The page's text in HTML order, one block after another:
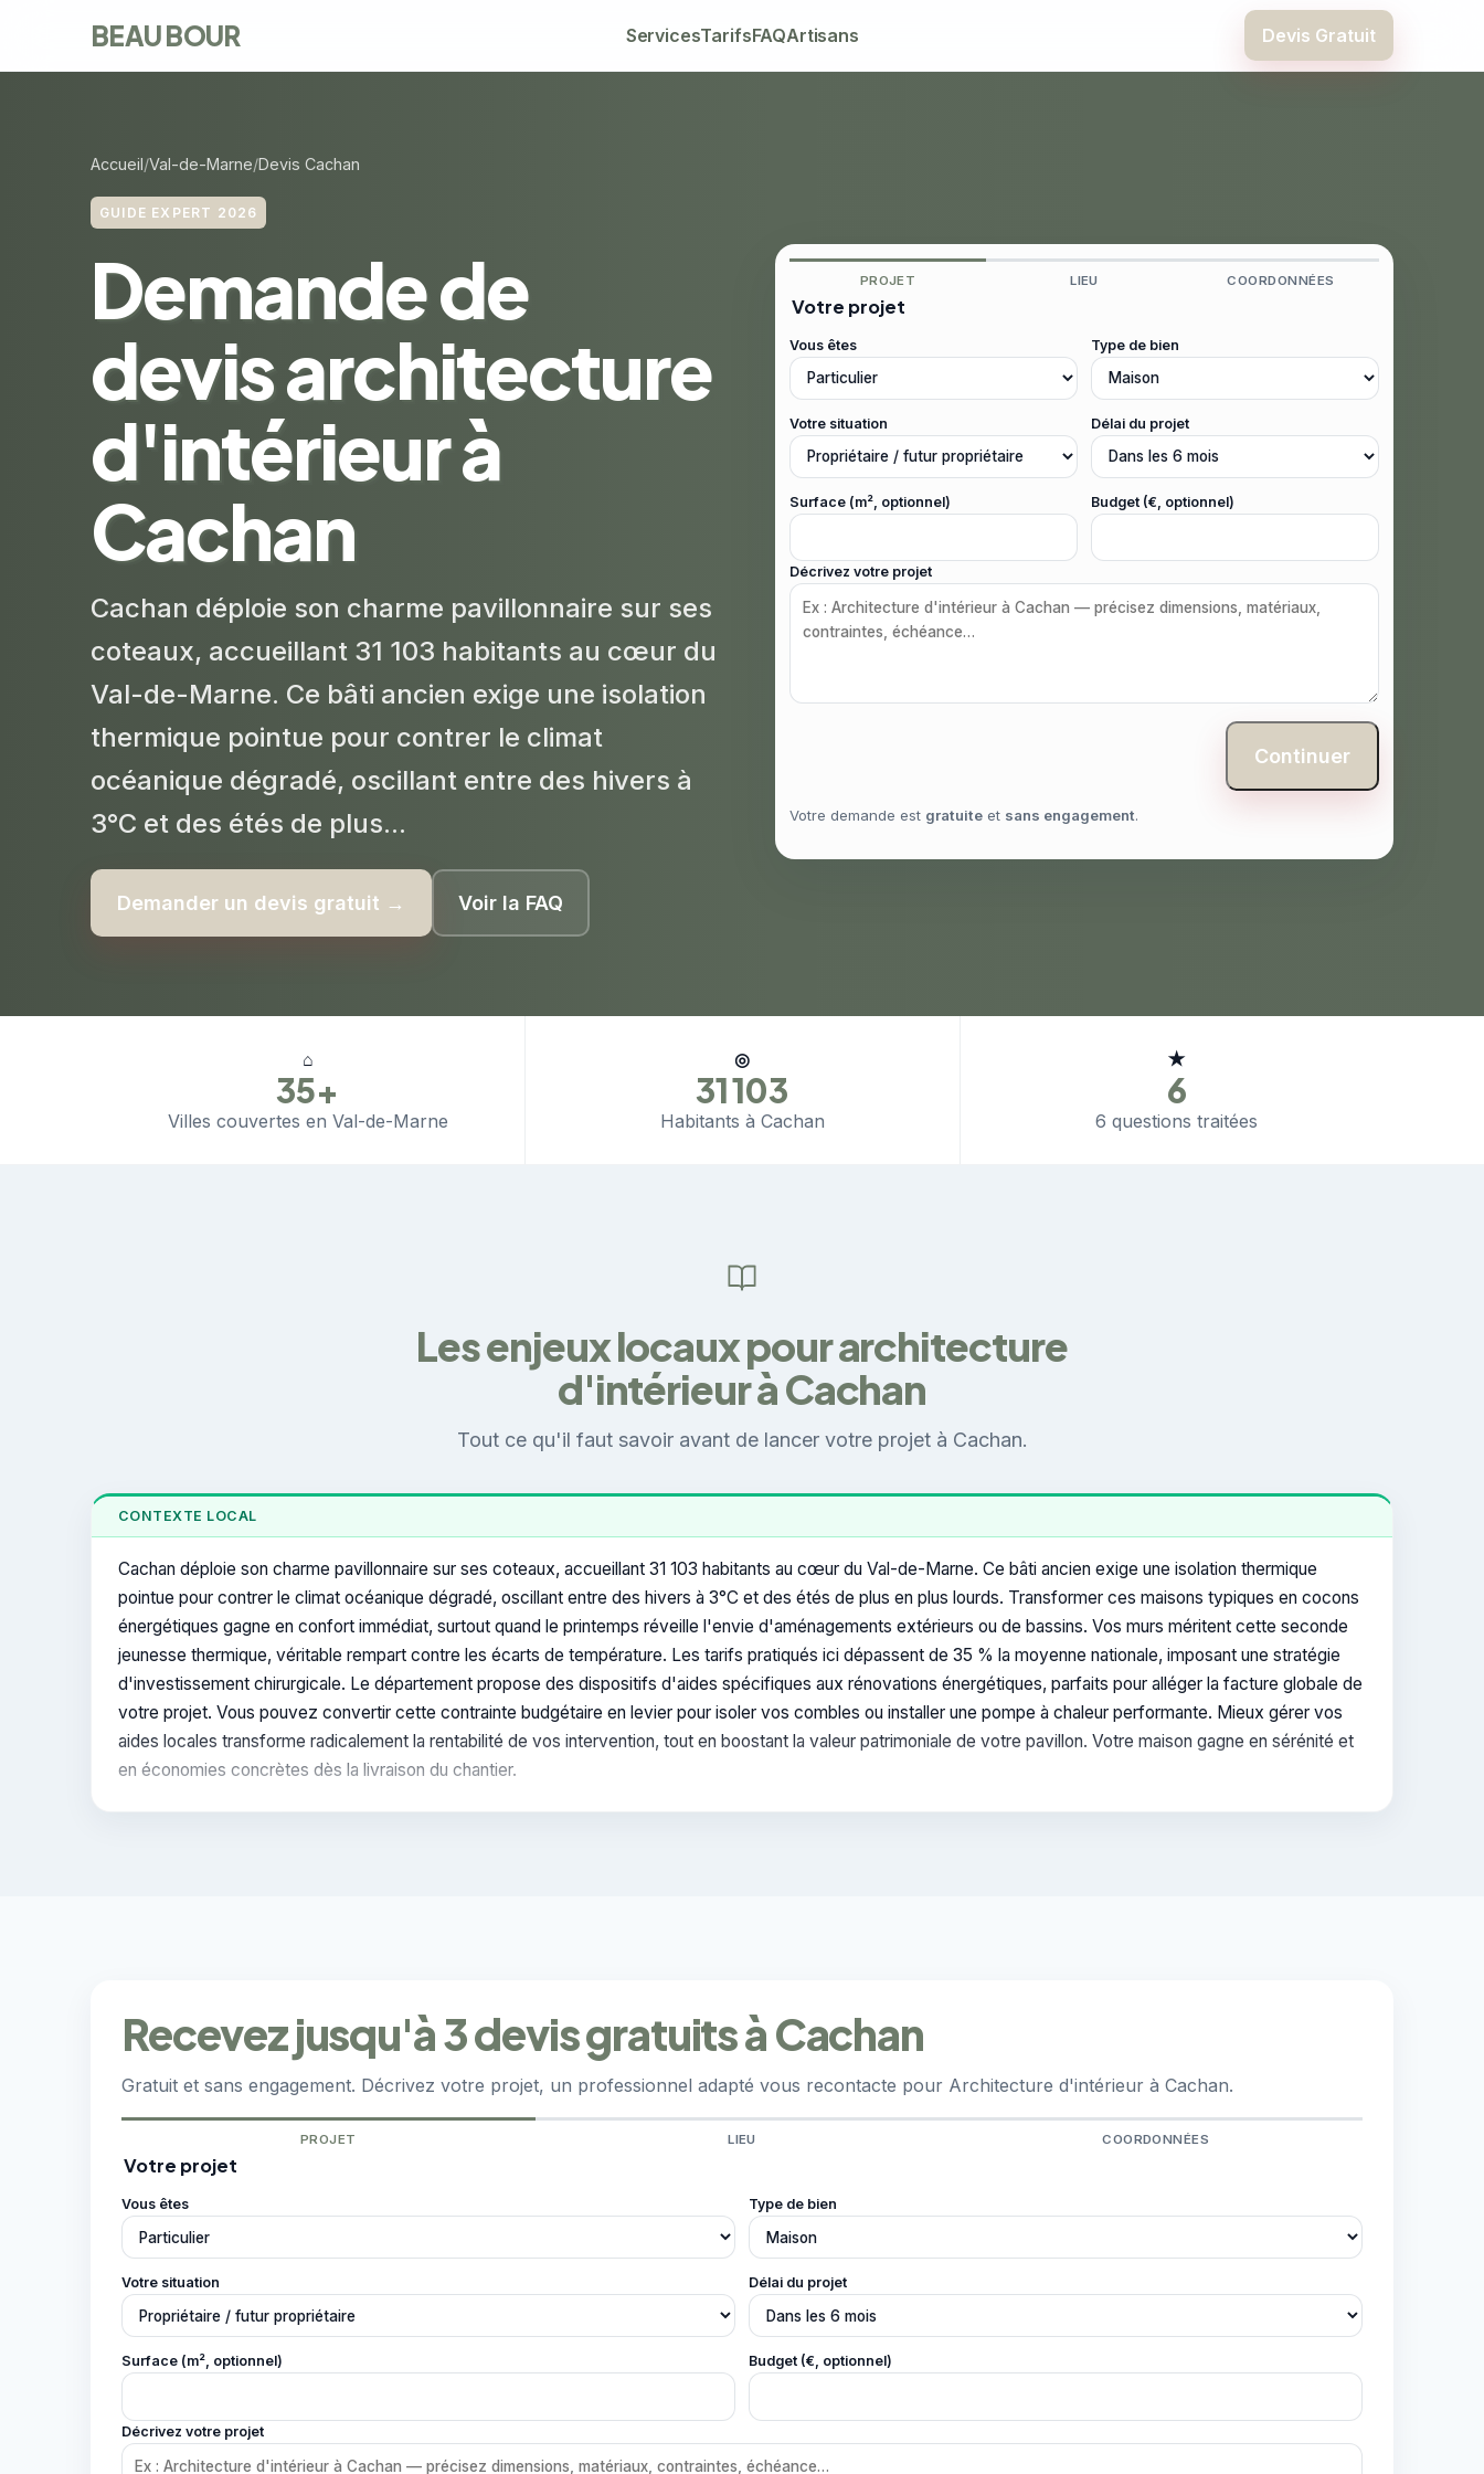
BEAU BOUR ServicesTarifsFAQArtisans Devis Gratuit
Accueil Val-de-Marne Devis Cachan
GUIDE EXPERT 2026
Demande de
devis architecture
d'intérieur à
Cachan
Cachan déploie son charme pavillonnaire sur ses
coteaux, accueillant 31 103 habitants au cœur du
Val-de-Marne. Ce bâti ancien exige une isolation
thermique pointue pour contrer le climat
océanique dégradé, oscillant entre des hivers à
3°C et des étés de plus...
Demander un devis gratuit → Voir la FAQ
PROJET LIEU COORDONNÉES
Votre projet
Vous êtes Type de bien
Votre situation Délai du projet
Surface (m², optionnel) Budget (€, optionnel)
Décrivez votre projet
Continuer
Votre demande est gratuite et sans engagement.
⌂
35+
Villes couvertes en Val-de-Marne
◎
31 103
Habitants à Cachan
★
6
6 questions traitées
Les enjeux locaux pour architecture
d'intérieur à Cachan
Tout ce qu'il faut savoir avant de lancer votre projet à Cachan.
CONTEXTE LOCAL
Cachan déploie son charme pavillonnaire sur ses coteaux, accueillant 31 103 habitants au cœur du Val-de-Marne. Ce bâti ancien exige une isolation thermique
pointue pour contrer le climat océanique dégradé, oscillant entre des hivers à 3°C et des étés de plus en plus lourds. Transformer ces maisons typiques en cocons
énergétiques gagne en confort immédiat, surtout quand le printemps réveille l'envie d'aménagements extérieurs ou de bassins. Vos murs méritent cette seconde
jeunesse thermique, véritable rempart contre les écarts de température. Les tarifs pratiqués ici dépassent de 35 % la moyenne nationale, imposant une stratégie
d'investissement chirurgicale. Le département propose des dispositifs d'aides spécifiques aux rénovations énergétiques, parfaits pour alléger la facture globale de
votre projet. Vous pouvez convertir cette contrainte budgétaire en levier pour isoler vos combles ou installer une pompe à chaleur performante. Mieux gérer vos
aides locales transforme radicalement la rentabilité de vos intervention, tout en boostant la valeur patrimoniale de votre pavillon. Votre maison gagne en sérénité et
en économies concrètes dès la livraison du chantier.
Recevez jusqu'à 3 devis gratuits à Cachan
Gratuit et sans engagement. Décrivez votre projet, un professionnel adapté vous recontacte pour Architecture d'intérieur à Cachan.
PROJET LIEU COORDONNÉES
Votre projet
Vous êtes Type de bien
Votre situation Délai du projet
Surface (m², optionnel) Budget (€, optionnel)
Décrivez votre projet